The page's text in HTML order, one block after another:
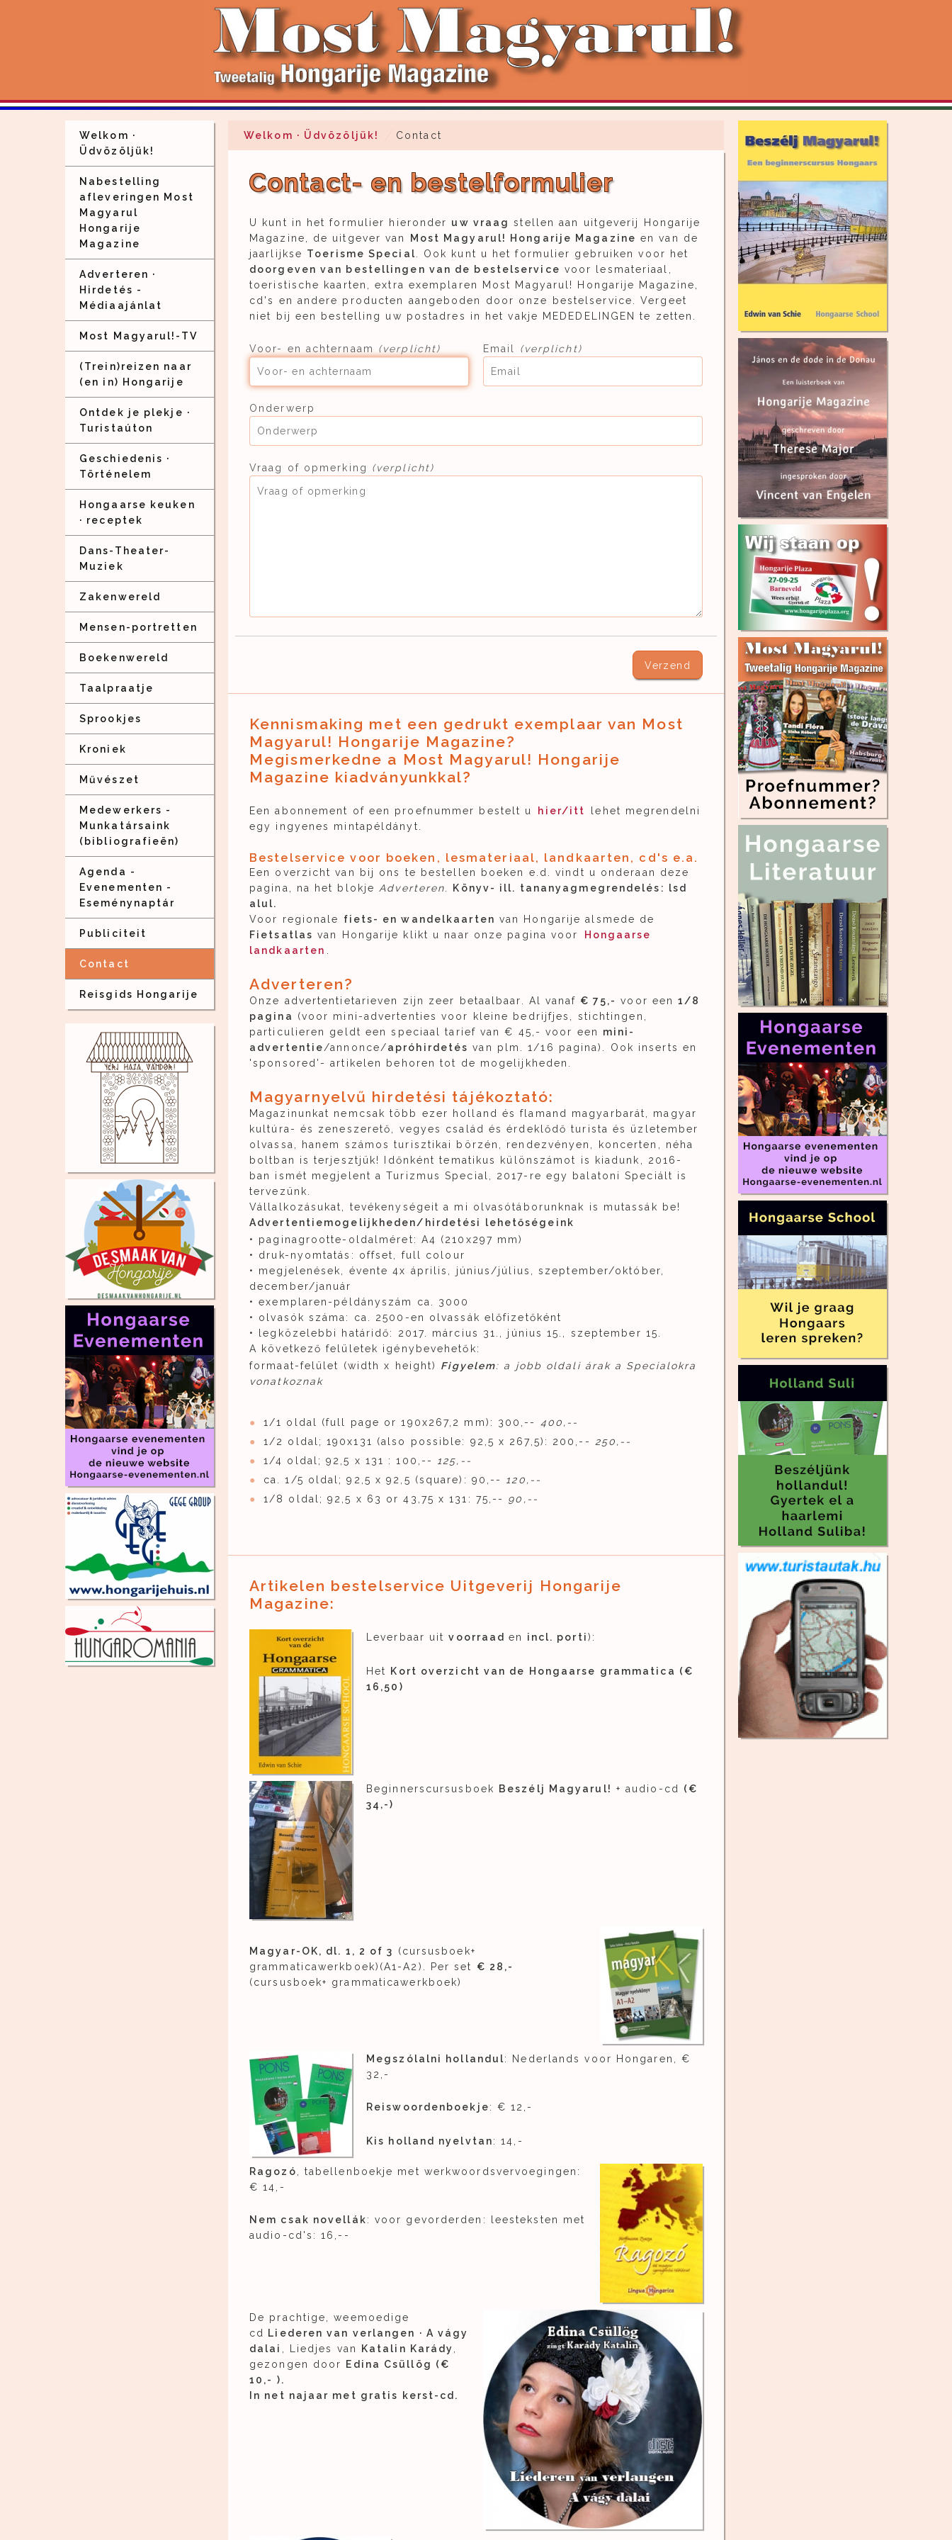
Welkom ·
Üdvözöljük!
Nabestelling
afleveringen Most
Magyarul
Hongarije
Magazine
Adverteren ·
Hirdetés -
Médiaajánlat
Most Magyarul!-TV
(Trein)reizen naar
(en in) Hongarije
Ontdek je plekje ·
Turistaúton
Geschiedenis ·
Történelem
Hongaarse keuken
· receptek
Dans-Theater-
Muziek
Zakenwereld
Mensen-portretten
Boekenwereld
Taalpraatje
Sprookjes
Kroniek
Művészet
Medewerkers -
Munkatársaink
(bibliografieën)
Agenda -
Evenementen -
Eseménynaptár
Publiciteit
Contact
Reisgids Hongarije
Welkom · Üdvözöljük! Contact
Contact- en bestelformulier
U kunt in het formulier hieronder uw vraag stellen aan uitgeverij Hongarije
Magazine, de uitgever van
Most Magyarul! Hongarije Magazine en van de
jaarlijkse Toerisme Special
. Ook kunt u het formulier gebruiken voor het
doorgeven van bestellingen van de bestelservice voor lesmateriaal,
toeristische kaarten, extra exemplaren Most Magyarul! Hongarije Magazine,
cd's en andere producten aangeboden door onze bestelservice. Vergeet
niet bij een bestelling uw postadres in het vakje MEDEDELINGEN te zetten.
Voor- en achternaam (verplicht) Email (verplicht)
Onderwerp
Vraag of opmerking (verplicht)
Verzend
Kennismaking met een gedrukt exemplaar van Most
Magyarul! Hongarije Magazine?
Megismerkedne a Most Magyarul! Hongarije
Magazine kiadványunkkal?
Een abonnement of een proefnummer bestelt u hier/itt
lehet megrendelni
egy ingyenes mintapéldányt.
Bestelservice voor boeken, lesmateriaal, landkaarten, cd's e.a.
Een overzicht van bij ons te bestellen boeken e.d. vindt u onderaan deze
pagina, na het blokje Adverteren
Könyv- ill. tananyagmegrendelés: lsd
alul.
Voor regionale fiets- en wandelkaarten van Hongarije alsmede de
Fietsatlas van Hongarije klikt u naar onze pagina voor
Hongaarse
landkaarten
Adverteren?
Onze advertentietarieven zijn zeer betaalbaar. Al vanaf € 75,- voor een1/8
pagina
(voor mini-advertenties voor kleine bedrijfjes, stichtingen,
particulieren geldt een speciaal tarief van € 45,- voor een mini-
advertentie/annonce/apróhirdetés van plm. 1/16 pagina). Ook inserts en
'sponsored'- artikelen behoren tot de mogelijkheden.
Magyarnyelvű hirdetési tájékoztató:
Magazinunkat nemcsak több ezer holland és flamand magyarbarát, magyar
kultúra- és zeneszerető, vegyes család és érdeklődő turista és üzletember
olvassa, hanem számos turisztikai börzén, rendezvényen, koncerten, néha
boltban is terjesztjük! Időnként tematikus különszámot is kiadunk, 2016-
ban ismét megjelent a Turizmus Special, 2017-re egy balatoni Speciált is
tervezünk.
Vállalkozásukat, tevékenységeit a mi olvasótáborunknak is mutassák be!
Advertentiemogelijkheden/hirdetési lehetőségeink
• paginagrootte-oldalméret: A4 (210x297 mm)
• druk-nyomtatás: offset, full colour
• megjelenések, évente 4x április, június/július, szeptember/október,
december/január
• exemplaren-példányszám ca. 3000
• olvasók száma: ca. 2500-en olvassák előfizetőként
• legközelebbi határidő: 2017. március 31., június 15., szeptember 15.
A következő felületek igénybevehetők:
formaat-felület (width x height) Figyelem: a jobb oldali árak a Specialokra
vonatkoznak
1/1 oldal (full page or 190x267,2 mm): 300,-- 400,--
1/2 oldal; 190x131 (also possible: 92,5 x 267,5): 200,-- 250,--
1/4 oldal; 92,5 x 131 : 100,--
125,--
ca. 1/5 oldal; 92,5 x 92,5 (square): 90,--
120,--
1/8 oldal; 92,5 x 63 or 43,75 x 131: 75,-- 90,--
Artikelen bestelservice Uitgeverij Hongarije
Magazine:
Leverbaar uitvoorraaden incl. porti):
Het Kort overzicht van de Hongaarse grammatica (€
16,50)
Beginnerscursusboek Beszélj Magyarul! + audio-cd (€
34,-)
Magyar-OK, dl. 1, 2 of 3
(cursusboek+
grammaticawerkboek)(A1-A2). Per set € 28,-
(cursusboek+ grammaticawerkboek)
Megszólalni hollandul: Nederlands voor Hongaren, €
32,-
Reiswoordenboekje: € 12,-
Kis holland nyelvtan: 14,-
Ragozó
, tabellenboekje met werkwoordsvervoegingen:
€ 14,-
Nem csak novellák: voor gevorderden: leesteksten met
audio-cd's: 16,--
De prachtige, weemoedige
cd
Liederen van verlangen · A vágy
dalai
, Liedjes van Katalin Karády
gezongen door Edina Csüllög (€
10,- ).
In net najaar met gratis kerst-cd.